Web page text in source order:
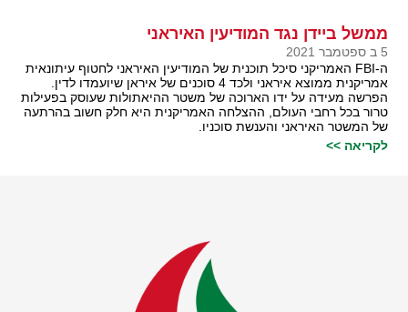
ממשל ביידן נגד המודיעין האיראני
5 ב ספטמבר 2021
ה-FBI האמריקני סיכל תוכנית של המודיעין האיראני לחטוף עיתונאית
אמריקנית ממוצא איראני ולכד 4 סוכנים של איראן שיועמדו לדין.
הפרשה מעידה על ידו הארוכה של משטר ההיאתולות שעוסק בפעילות
טרור בכל רחבי העולם, ההצלחה האמריקנית היא חלק חשוב בהרתעה
של המשטר האיראני והענשת סוכניו.
לקריאה >>